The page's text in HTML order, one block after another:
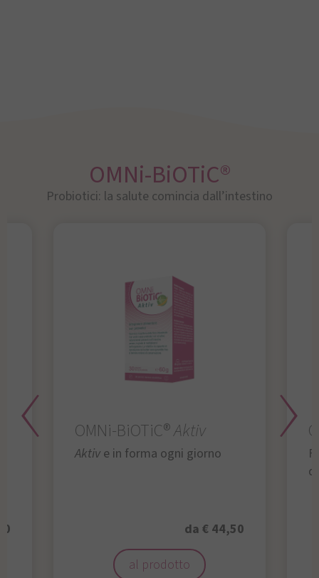
OMNi-BiOTiC®
Probiotici: la salute comincia dall’intestino
OMNi-BiOTiC®Aktiv
Aktiv e in forma ogni giorno
da € 44,50
al prodotto